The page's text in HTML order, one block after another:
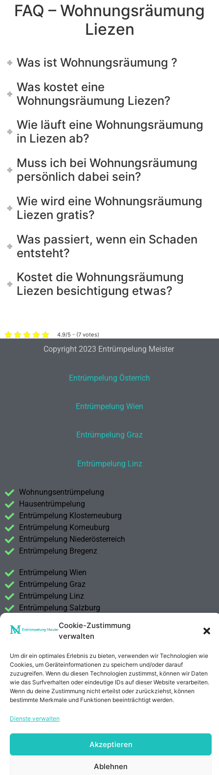
Cookie-Zustimmung
verwalten
Um dir ein optimales Erlebnis zu bieten, verwenden wir Technologien wie
Cookies, um Geräteinformationen zu speichern und/oder darauf
zuzugreifen. Wenn du diesen Technologien zustimmst, können wir Daten
wie das Surfverhalten oder eindeutige IDs auf dieser Website verarbeiten.
Wenn du deine Zustimmung nicht erteilst oder zurückziehst, können
bestimmte Merkmale und Funktionen beeinträchtigt werden.
Dienste verwalten
Akzeptieren
Ablehnen
FAQ – Wohnungsräumung
Liezen
Was ist Wohnungsräumung ?
Was kostet eine
Wohnungsräumung Liezen?
Wie läuft eine Wohnungsräumung
in Liezen ab?
Muss ich bei Wohnungsräumung
persönlich dabei sein?
Wie wird eine Wohnungsräumung
Liezen gratis?
Was passiert, wenn ein Schaden
entsteht?
Kostet die Wohnungsräumung
Liezen besichtigung etwas?
4.9/5 - (7 votes)
Copyright 2023 Entrümpelung Meister
Entrümpelung Österrich
Entrümpelung Wien
Entrümpelung Graz
Entrümpelung Linz
Wohnungsentrümpelung
Hausentrümpelung
Entrümpelung Klosterneuburg
Entrümpelung Korneuburg
Entrümpelung Niederösterreich
Entrümpelung Bregenz
Entrümpelung Wien
Entrümpelung Graz
Entrümpelung Linz
Entrümpelung Salzburg
Entrümpelung Steiermark
Kontakt
Impressum
Datenschutzerklärung
Anrufen E-Mail